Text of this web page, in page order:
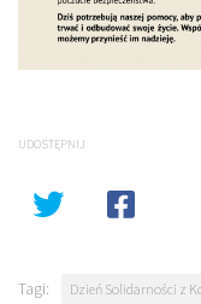
UDOSTĘPNIJ
Tagi:
Dzień Solidarności z